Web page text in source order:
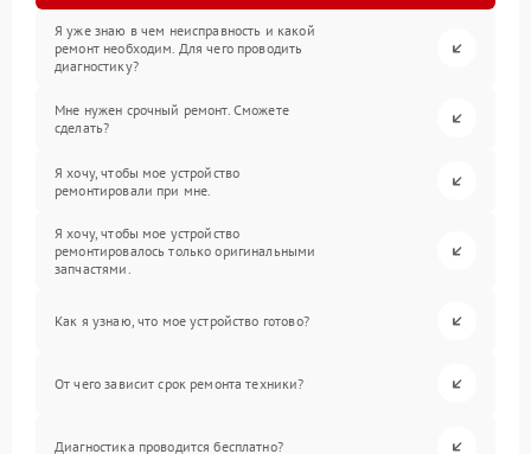
Я уже знаю в чем неисправность и какой
ремонт необходим. Для чего проводить
диагностику?
Мне нужен срочный ремонт. Сможете
сделать?
Я хочу, чтобы мое устройство
ремонтировали при мне.
Я хочу, чтобы мое устройство
ремонтировалось только оригинальными
запчастями.
Как я узнаю, что мое устройство готово?
От чего зависит срок ремонта техники?
Диагностика проводится бесплатно?